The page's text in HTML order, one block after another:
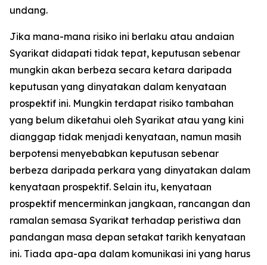
undang.
Jika mana-mana risiko ini berlaku atau andaian
Syarikat didapati tidak tepat, keputusan sebenar
mungkin akan berbeza secara ketara daripada
keputusan yang dinyatakan dalam kenyataan
prospektif ini. Mungkin terdapat risiko tambahan
yang belum diketahui oleh Syarikat atau yang kini
dianggap tidak menjadi kenyataan, namun masih
berpotensi menyebabkan keputusan sebenar
berbeza daripada perkara yang dinyatakan dalam
kenyataan prospektif. Selain itu, kenyataan
prospektif mencerminkan jangkaan, rancangan dan
ramalan semasa Syarikat terhadap peristiwa dan
pandangan masa depan setakat tarikh kenyataan
ini. Tiada apa-apa dalam komunikasi ini yang harus